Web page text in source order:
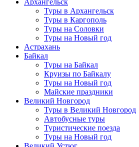
Туры в Архангельск
Туры в Каргополь
Туры на Соловки
Туры на Новый год
Астрахань
Байкал
Туры на Байкал
Круизы по Байкалу
Туры на Новый год
Майские праздники
Великий Новгород
Туры в Великий Новгород
Автобусные туры
Туристические поезда
Туры на Новый год